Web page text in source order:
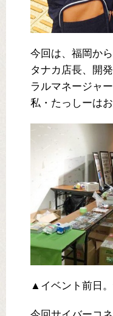
今回は、福岡か
タナカ店長、開
ラルマネージャ
私・たっしーは
▲イベント前日